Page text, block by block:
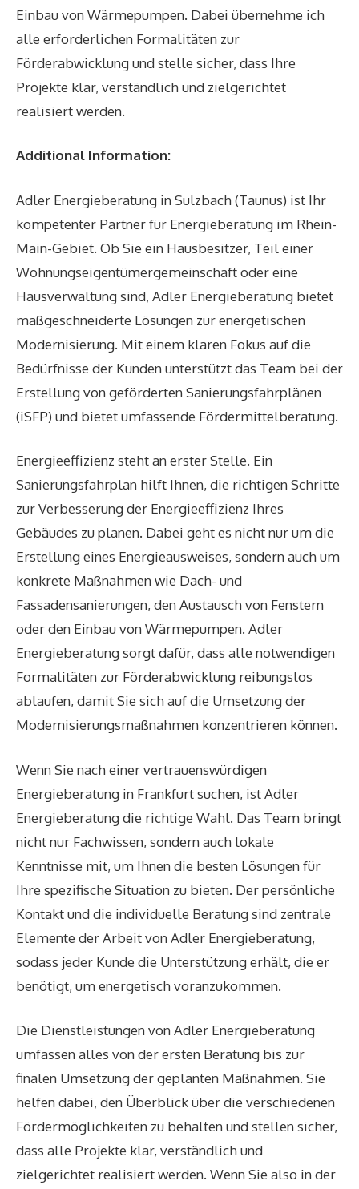
Einbau von Wärmepumpen. Dabei übernehme ich
alle erforderlichen Formalitäten zur
Förderabwicklung und stelle sicher, dass Ihre
Projekte klar, verständlich und zielgerichtet
realisiert werden.
Additional Information:
Adler Energieberatung in Sulzbach (Taunus) ist Ihr
kompetenter Partner für Energieberatung im Rhein-
Main-Gebiet. Ob Sie ein Hausbesitzer, Teil einer
Wohnungseigentümergemeinschaft oder eine
Hausverwaltung sind, Adler Energieberatung bietet
maßgeschneiderte Lösungen zur energetischen
Modernisierung. Mit einem klaren Fokus auf die
Bedürfnisse der Kunden unterstützt das Team bei der
Erstellung von geförderten Sanierungsfahrplänen
(iSFP) und bietet umfassende Fördermittelberatung.
Energieeffizienz steht an erster Stelle. Ein
Sanierungsfahrplan hilft Ihnen, die richtigen Schritte
zur Verbesserung der Energieeffizienz Ihres
Gebäudes zu planen. Dabei geht es nicht nur um die
Erstellung eines Energieausweises, sondern auch um
konkrete Maßnahmen wie Dach- und
Fassadensanierungen, den Austausch von Fenstern
oder den Einbau von Wärmepumpen. Adler
Energieberatung sorgt dafür, dass alle notwendigen
Formalitäten zur Förderabwicklung reibungslos
ablaufen, damit Sie sich auf die Umsetzung der
Modernisierungsmaßnahmen konzentrieren können.
Wenn Sie nach einer vertrauenswürdigen
Energieberatung in Frankfurt suchen, ist Adler
Energieberatung die richtige Wahl. Das Team bringt
nicht nur Fachwissen, sondern auch lokale
Kenntnisse mit, um Ihnen die besten Lösungen für
Ihre spezifische Situation zu bieten. Der persönliche
Kontakt und die individuelle Beratung sind zentrale
Elemente der Arbeit von Adler Energieberatung,
sodass jeder Kunde die Unterstützung erhält, die er
benötigt, um energetisch voranzukommen.
Die Dienstleistungen von Adler Energieberatung
umfassen alles von der ersten Beratung bis zur
finalen Umsetzung der geplanten Maßnahmen. Sie
helfen dabei, den Überblick über die verschiedenen
Fördermöglichkeiten zu behalten und stellen sicher,
dass alle Projekte klar, verständlich und
zielgerichtet realisiert werden. Wenn Sie also in der